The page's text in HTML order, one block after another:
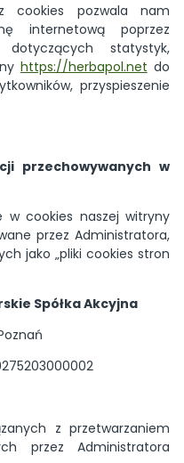
cookies pozwala nam
internetową poprzez
dotyczących statystyk,
https://herbapol.net do
przyspieszenie
przechowywanych w
w cookies naszej witryny
przez Administratora,
jako „pliki cookies stron
Spółka Akcyjna
z przetwarzaniem
przez Administratora